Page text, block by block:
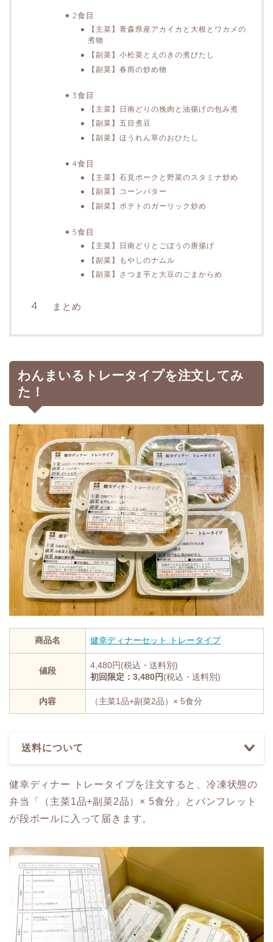
2食目
【主菜】青森県産アカイカと大根とワカメの
煮物
【副菜】小松菜とえのきの煮びたし
【副菜】春雨の炒め物
3食目
【主菜】日南どりの挽肉と油揚げの包み煮
【副菜】五目煮豆
【副菜】ほうれん草のおひたし
4食目
【主菜】石見ポークと野菜のスタミナ炒め
【副菜】コーンバター
【副菜】ポテトのガーリック炒め
5食目
【主菜】日南どりとごぼうの唐揚げ
【副菜】もやしのナムル
【副菜】さつま芋と大豆のごまからめ
まとめ
わんまいるトレータイプを注文してみ
た！
商品名 健幸ディナーセット トレータイプ
値段
4,480円(税込・送料別)
初回限定：3,480円(税込・送料別)
内容 （主菜1品+副菜2品）× 5食分
送料について
健幸ディナー トレータイプを注文すると、冷凍状態の
弁当「（主菜1品+副菜2品）× 5食分」とパンフレット
が段ボールに入って届きます。